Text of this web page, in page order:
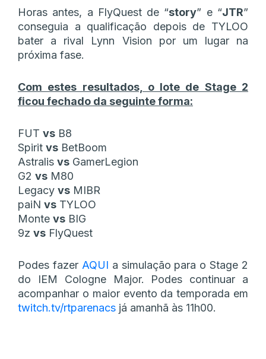
Horas antes, a FlyQuest de “story” e “JTR”
conseguia a qualificação depois de TYLOO
bater a rival Lynn Vision por um lugar na
próxima fase.
Com estes resultados, o lote de Stage 2
ficou fechado da seguinte forma:
FUT vs B8
Spirit vs BetBoom
Astralis vs GamerLegion
G2 vs M80
Legacy vs MIBR
paiN vs TYLOO
Monte vs BIG
9z vs FlyQuest
Podes fazer AQUI a simulação para o Stage 2
do IEM Cologne Major. Podes continuar a
acompanhar o maior evento da temporada em
twitch.tv/rtparenacs já amanhã às 11h00.